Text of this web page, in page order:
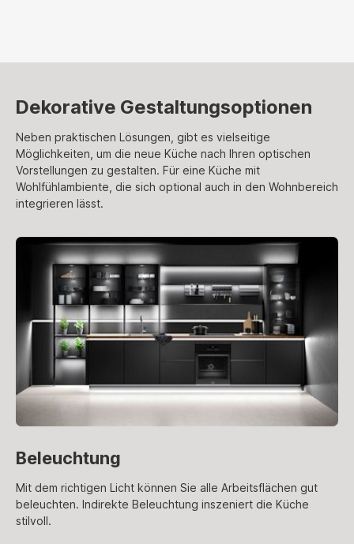
Dekorative Gestaltungsoptionen
Neben praktischen Lösungen, gibt es vielseitige
Möglichkeiten, um die neue Küche nach Ihren optischen
Vorstellungen zu gestalten. Für eine Küche mit
Wohlfühlambiente, die sich optional auch in den Wohnbereich
integrieren lässt.
Beleuchtung
Mit dem richtigen Licht können Sie alle Arbeitsflächen gut
beleuchten. Indirekte Beleuchtung inszeniert die Küche
stilvoll.